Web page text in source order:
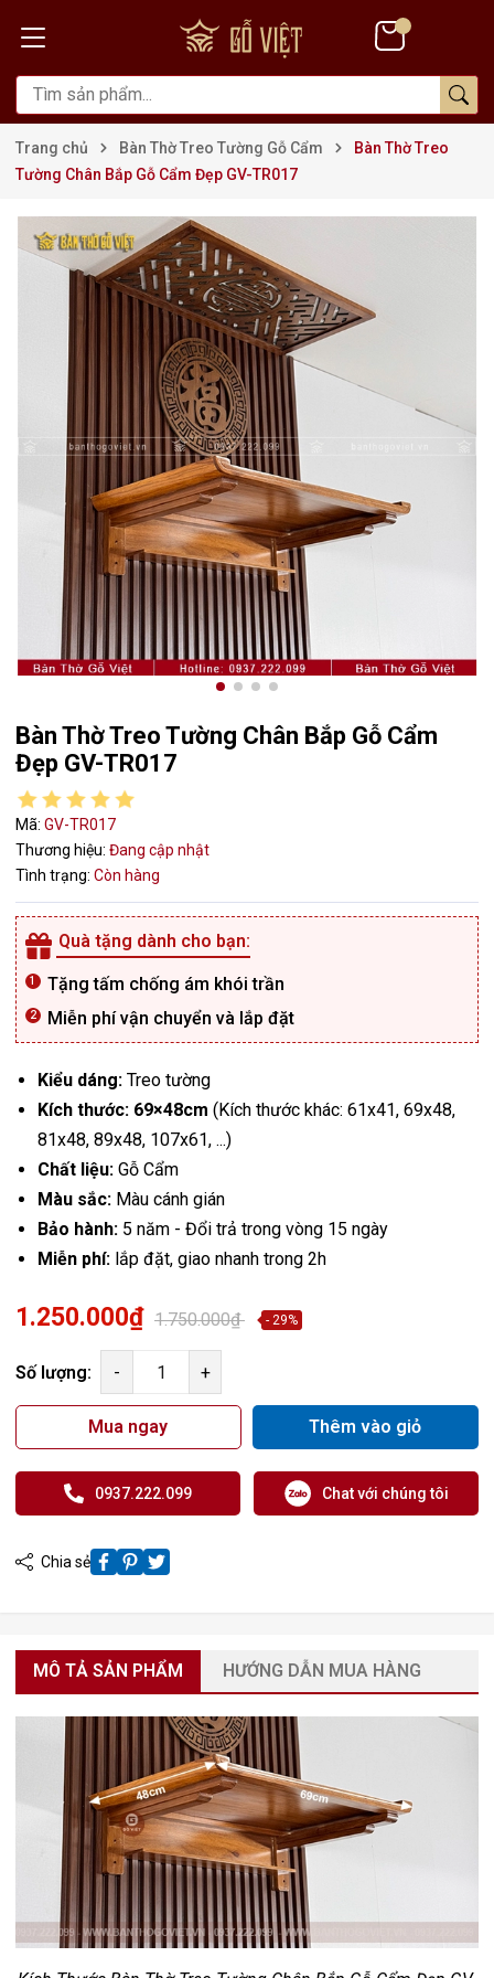
Trang chủ Bàn Thờ Treo Tường Gỗ Cẩm
Bàn Thờ Treo
Tường Chân Bắp Gỗ Cẩm Đẹp GV-TR017
Bàn Thờ Treo Tường Chân Bắp Gỗ Cẩm
Đẹp GV-TR017
Mã: GV-TR017
Thương hiệu: Đang cập nhật
Tình trạng: Còn hàng
Quà tặng dành cho bạn:
Tặng tấm chống ám khói trần
Miễn phí vận chuyển và lắp đặt
Kiểu dáng: Treo tường
Kích thước: 69×48cm (Kích thước khác: 61x41, 69x48,
81x48, 89x48, 107x61, ...)
Chất liệu: Gỗ Cẩm
Màu sắc: Màu cánh gián
Bảo hành: 5 năm - Đổi trả trong vòng 15 ngày
Miễn phí: lắp đặt, giao nhanh trong 2h
1.250.000₫ 1.750.000₫ - 29%
Số lượng: - +
Mua ngay Thêm vào giỏ
0937.222.099 Chat với chúng tôi
Chia sẻ
MÔ TẢ SẢN PHẨM HƯỚNG DẪN MUA HÀNG